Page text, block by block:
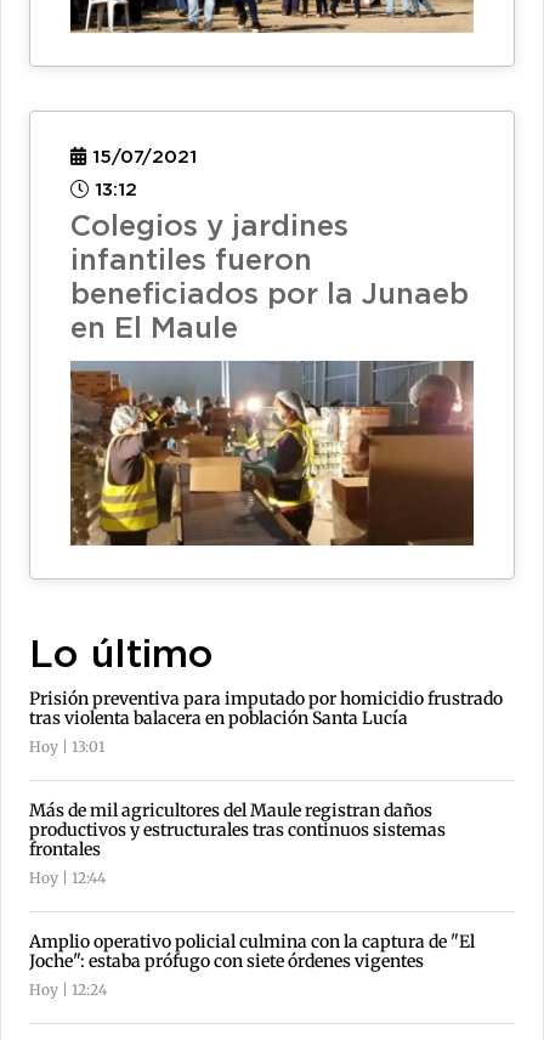
15/07/2021
13:12
Colegios y jardines
infantiles fueron
beneficiados por la Junaeb
en El Maule
Lo último
Prisión preventiva para imputado por homicidio frustrado
tras violenta balacera en población Santa Lucía
Hoy | 13:01
Más de mil agricultores del Maule registran daños
productivos y estructurales tras continuos sistemas
frontales
Hoy | 12:44
Amplio operativo policial culmina con la captura de "El
Joche": estaba prófugo con siete órdenes vigentes
Hoy | 12:24